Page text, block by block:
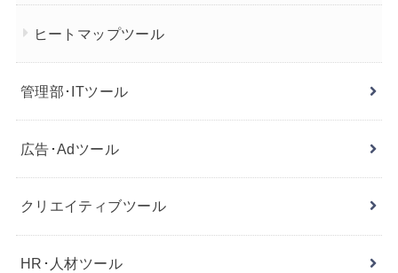
ヒートマップツール
管理部･ITツール
広告･Adツール
クリエイティブツール
HR･人材ツール